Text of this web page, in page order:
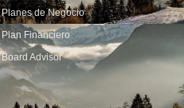
Planes de Negocio
Plan Financiero
Board Advisor